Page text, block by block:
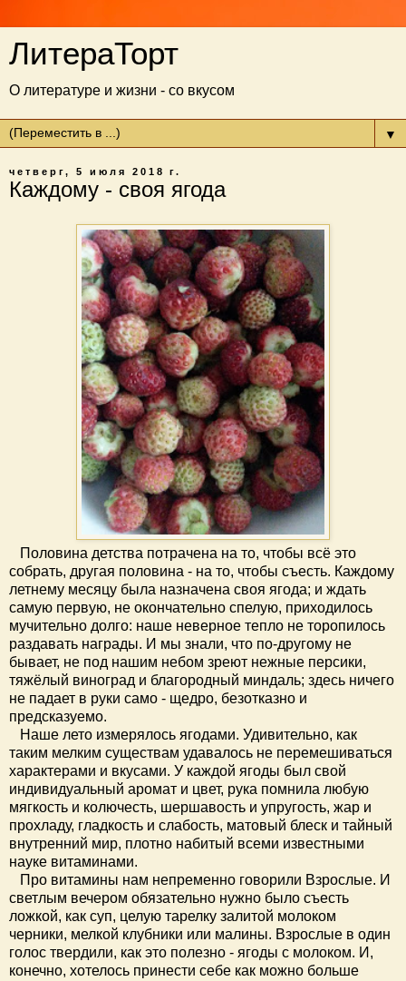
ЛитераТорт
О литературе и жизни - со вкусом
▼
четверг, 5 июля 2018 г.
Каждому - своя ягода
Половина детства потрачена на то, чтобы всё это
собрать, другая половина - на то, чтобы съесть. Каждому
летнему месяцу была назначена своя ягода; и ждать
самую первую, не окончательно спелую, приходилось
мучительно долго: наше неверное тепло не торопилось
раздавать награды. И мы знали, что по-другому не
бывает, не под нашим небом зреют нежные персики,
тяжёлый виноград и благородный миндаль; здесь ничего
не падает в руки само - щедро, безотказно и
предсказуемо.
Наше лето измерялось ягодами. Удивительно, как
таким мелким существам удавалось не перемешиваться
характерами и вкусами. У каждой ягоды был свой
индивидуальный аромат и цвет, рука помнила любую
мягкость и колючесть, шершавость и упругость, жар и
прохладу, гладкость и слабость, матовый блеск и тайный
внутренний мир, плотно набитый всеми известными
науке витаминами.
Про витамины нам непременно говорили Взрослые. И
светлым вечером обязательно нужно было съесть
ложкой, как суп, целую тарелку залитой молоком
черники, мелкой клубники или малины. Взрослые в один
голос твердили, как это полезно - ягоды с молоком. И,
конечно, хотелось принести себе как можно больше